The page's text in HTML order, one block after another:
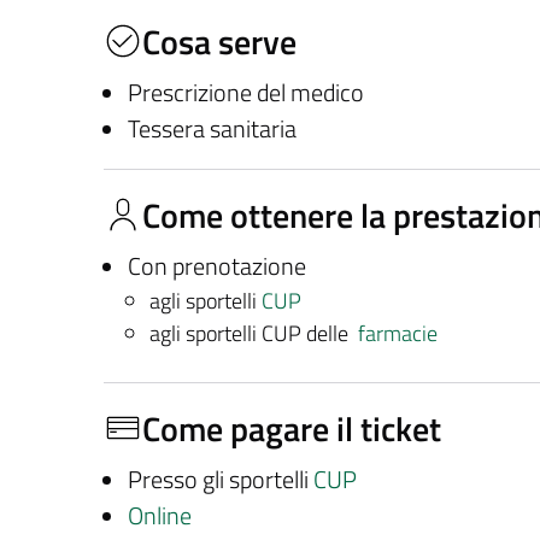
Cosa serve
Prescrizione del medico
Tessera sanitaria
Come ottenere la
Con prenotazione
agli sportelli CUP
agli sportelli CUP delle farmacie
Come pagare il ticket
Presso gli sportelli CUP
Online